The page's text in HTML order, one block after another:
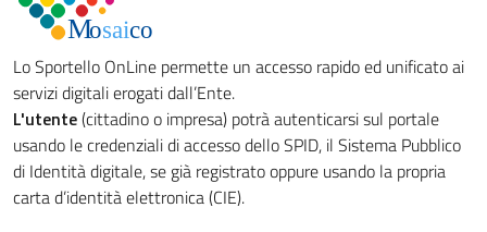
Lo Sportello OnLine permette un accesso rapido ed unificato ai
servizi digitali erogati dall’Ente.
L'utente(cittadino o impresa) potrà autenticarsi sul portale
usando le credenziali di accesso dello SPID, il Sistema Pubblico
di Identità digitale, se già registrato oppure usando la propria
carta d’identità elettronica (CIE).